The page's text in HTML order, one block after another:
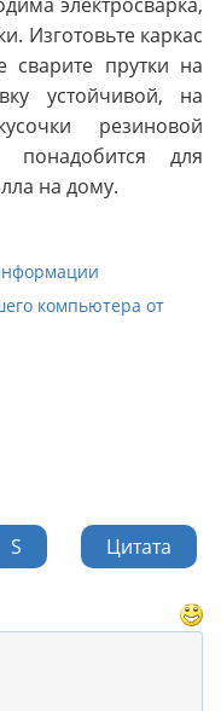
Изготовьте каркас
сварите прутки на
устойчивой, на
резиновой
понадобится для
на дому.
компьютера от
S
Цитата